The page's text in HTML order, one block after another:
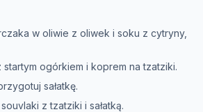
w oliwie z oliwek i soku z cytryny,
ogórkiem i koprem na tzatziki.
sałatkę.
z tzatziki i sałatką.